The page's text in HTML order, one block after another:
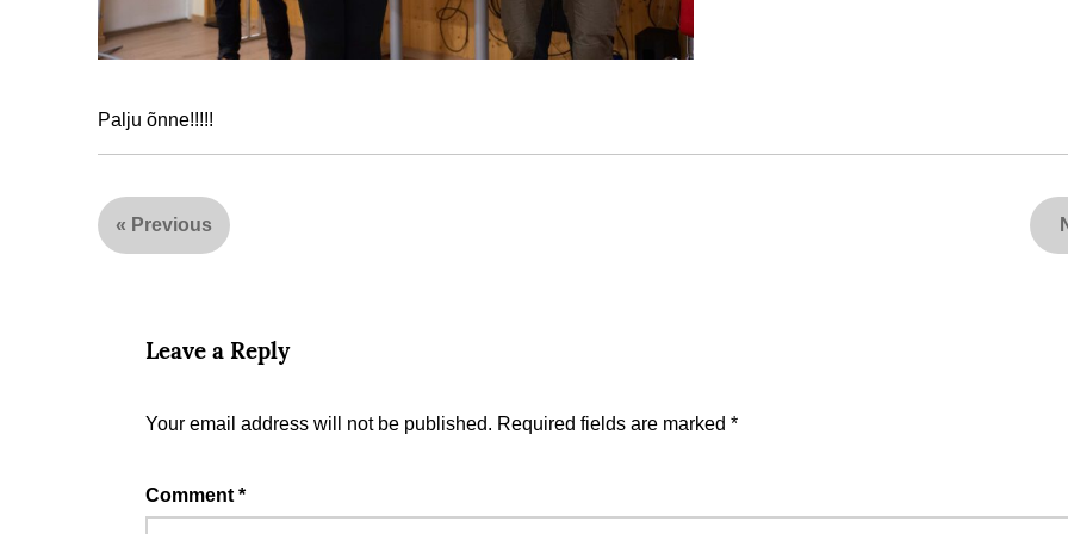
Palju õnne!!!!!
« Previous
Leave a Reply
Your email address will not be published. Required fields are marked *
Comment *